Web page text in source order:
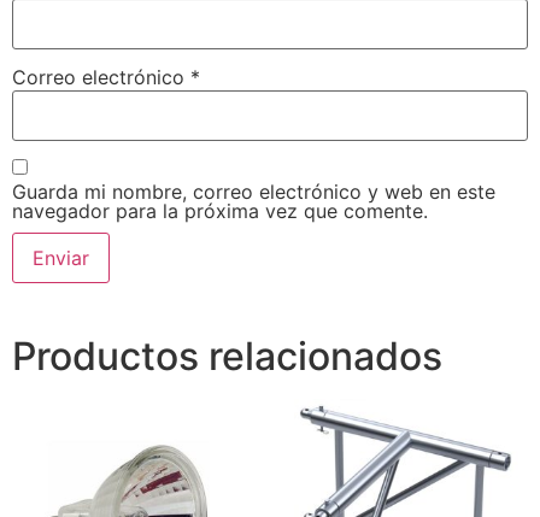
Correo electrónico *
Guarda mi nombre, correo electrónico y web en este
navegador para la próxima vez que comente.
Productos relacionados